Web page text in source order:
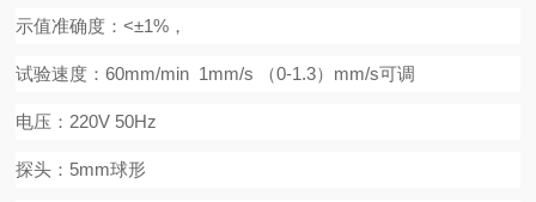
示值准确度：<±1%，
试验速度：60mm/min 1mm/s （0-1.3）mm/s可调
电压： 220V 50Hz
探头： 5mm球形